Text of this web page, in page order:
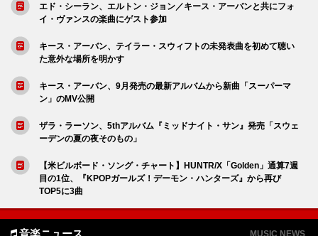
エド・シーラン、エルトン・ジョン／キース・アーバンと共にフォ
イ・ヴァンスの楽曲にゲスト参加
キース・アーバン、テイラー・スウィフトの未発表曲を初めて聴い
た意外な場所を明かす
キース・アーバン、9月発売の最新アルバムから新曲「スーパーマ
ン」のMV公開
ザラ・ラーソン、5thアルバム『ミッドナイト・サン』発売「スウェ
ーデンの夏の夜そのもの」
【米ビルボード・ソング・チャート】HUNTR/X「Golden」通算7週
目の1位、『KPOPガールズ！デーモン・ハンターズ』から再び
TOP5に3曲
音楽ニュース MUSIC NEWS